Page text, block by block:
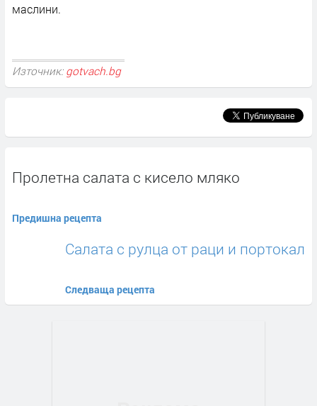
маслини.
Източник: gotvach.bg
Пролетна салата с кисело мляко
Предишна рецепта
Салата с рулца от раци и портокал
Следваща рецепта